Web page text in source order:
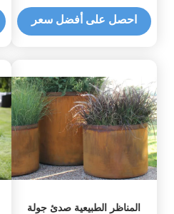
مختلف الحجم
احصل على أفضل سعر
المناظر الطبيعية صدئ جولة